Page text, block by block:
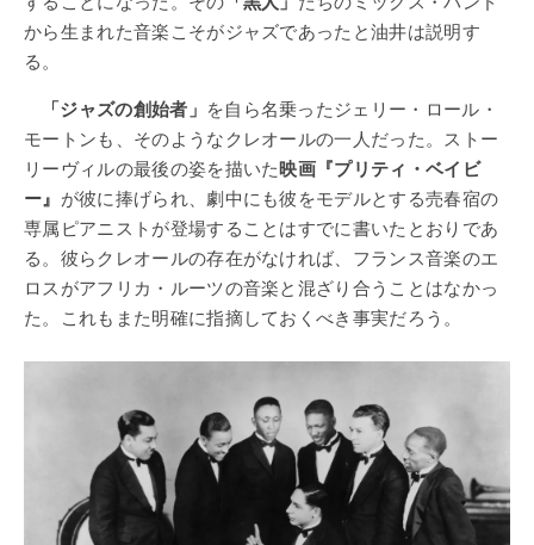
から生まれた音楽こそがジャズであったと油井は説明す
る。
「ジャズの創始者」 を自ら名乗ったジェリー・ロール・
モートンも、そのようなクレオールの一人だった。ストー
リーヴィルの最後の姿を描いた映画『プリティ・ベイビ
ー』 が彼に捧げられ、劇中にも彼をモデルとする売春宿の
専属ピアニストが登場することはすでに書いたとおりであ
る。彼らクレオールの存在がなければ、フランス音楽のエ
ロスがアフリカ・ルーツの音楽と混ざり合うことはなかっ
た。これもまた明確に指摘しておくべき事実だろう。